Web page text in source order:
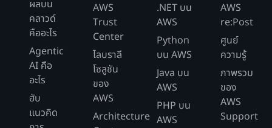
ผลบน
คลาวด์
คืออะไร
Agentic
AI คือ
อะไร
ฮับ
แนวคิด
AWS
Trust
Center
ไลบราลี
โซลูชัน
ของ
AWS
Architecture
.NET บน
AWS
Python
บน AWS
Java บน
AWS
PHP บน
AWS
AWS
re:Post
ศูนย์
ความรู้
ภาพรวม
ของ
AWS
Support